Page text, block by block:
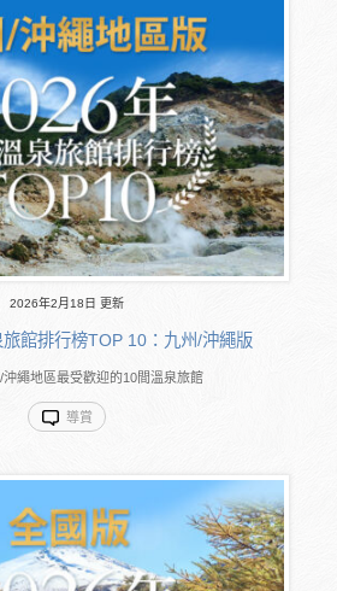
2026年2月18日 更新
館排行榜TOP 10：九州/沖繩版
沖繩地區最受歡迎的10間溫泉旅館
導賞